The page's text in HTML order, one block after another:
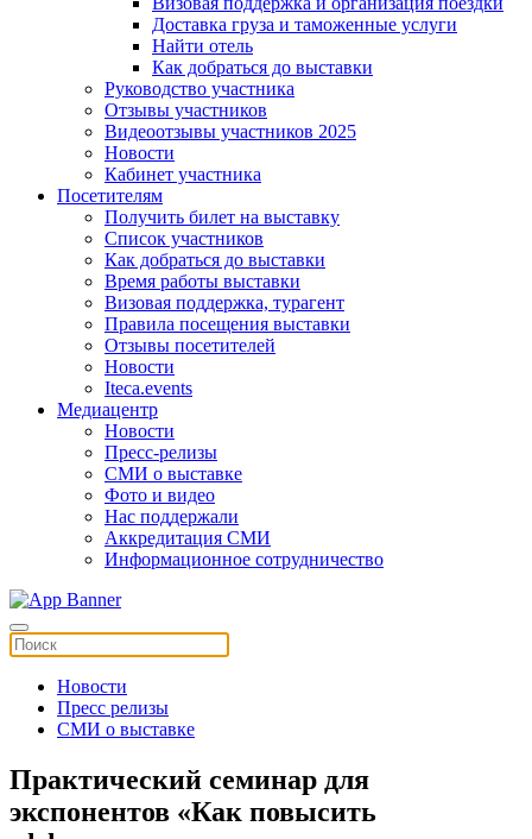
Доставка груза и таможенные услуги
Найти отель
Как добраться до выставки
Руководство участника
Отзывы участников
Видеоотзывы участников 2025
Новости
Кабинет участника
Посетителям
Получить билет на выставку
Список участников
Как добраться до выставки
Время работы выставки
Визовая поддержка, турагент
Правила посещения выставки
Отзывы посетителей
Новости
Iteca.events
Медиацентр
Новости
Пресс-релизы
СМИ о выставке
Фото и видео
Нас поддержали
Аккредитация СМИ
Информационное сотрудничество
Новости
Пресс релизы
СМИ о выставке
Практический семинар для
экспонентов «Как повысить